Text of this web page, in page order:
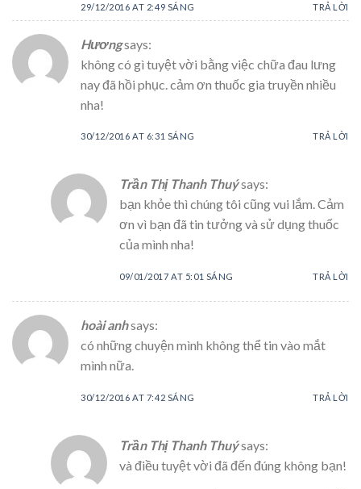
29/12/2016 AT 2:49 SÁNG TRẢ LỜI
Hươngsays:
không có gì tuyệt vời bằng việc chữa đau lưng
nay đã hồi phục. cảm ơn thuốc gia truyền nhiều
nha!
30/12/2016 AT 6:31 SÁNG TRẢ LỜI
Trần Thị Thanh Thuýsays:
bạn khỏe thì chúng tôi cũng vui lắm. Cảm
ơn vì bạn đã tin tưởng và sử dụng thuốc
của mình nha!
09/01/2017 AT 5:01 SÁNG TRẢ LỜI
hoài anhsays:
có những chuyện mình không thể tin vào mắt
mình nữa.
30/12/2016 AT 7:42 SÁNG TRẢ LỜI
Trần Thị Thanh Thuýsays:
và điều tuyệt vời đã đến đúng không bạn!